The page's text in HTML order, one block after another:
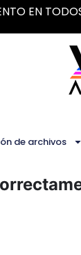
EN
de archivos